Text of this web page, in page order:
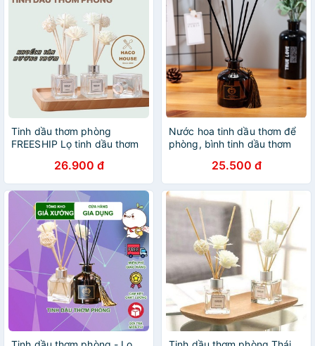
Tinh dầu thơm phòng
FREESHIP Lọ tinh dầu thơm
26.900 đ
Nước hoa tinh dầu thơm để
phòng, bình tinh dầu thơm
25.500 đ